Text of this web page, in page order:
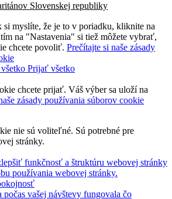
Slovenskej republiky
si myslíte, že je to v poriadku, kliknite na
na "Nastavenia" si tiež môžete vybrať,
chcete povoliť. Prečítajte si naše zásady
Prijať všetko
chcete prijať. Váš výber sa uloží na
zásady používania súborov cookie
nie sú voliteľné. Sú potrebné pre
stránky.
funkčnosť a štruktúru webovej stránky
používania webovej stránky.
počas vašej návštevy fungovala čo